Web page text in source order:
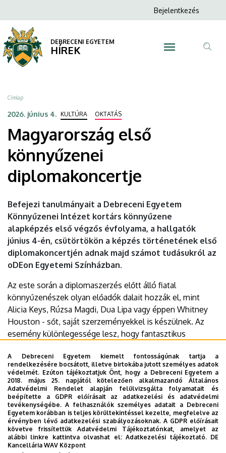
első
könnyűzenei
diplomakoncertje
DEBRECENI
EGYETEM
a
tartalomra
Anonim
menüje
Bejelentkezés
DEBRECENI EGYETEM
HÍREK
Morzsa
Címlap
2026. június 4. KULTÚRA OKTATÁS
Magyarország első
könnyűzenei
diplomakoncertje
Befejezi tanulmányait a Debreceni Egyetem
Könnyűzenei Intézet kortárs könnyűzene
alapképzés első végzős évfolyama, a hallgatók
június 4-én, csütörtökön a képzés történetének első
diplomakoncertjén adnak majd számot tudásukról az
oDEon Egyetemi Színházban.
Az este során a diplomaszerzés előtt álló fiatal
könnyűzenészek olyan előadók dalait hozzák el, mint
Alicia Keys, Rúzsa Magdi, Dua Lipa vagy éppen Whitney
Houston - sőt, saját szerzeményekkel is készülnek. Az
esemény különlegessége lesz, hogy fantasztikus
megismételhetetlen élményben lesz része a
közönségnek. A belépés díjtalan.
Időpont:2026. június 4., csütörtök 18:00
Helyszín:oDEon Színház
További részletek.
Last update: 2026. 05. 27. 11:14
A Debreceni Egyetem kiemelt fontosságúnak tartja a
rendelkezésére bocsátott, illetve birtokába jutott személyes adatok
védelmét. Ezúton tájékoztatjuk Önt, hogy a Debreceni Egyetem a
2018. május 25. napjától kötelezően alkalmazandó Általános
Adatvédelmi Rendelet alapján felülvizsgálta folyamatait és
beépítette a GDPR előírásait az adatkezelési és adatvédelmi
tevékenységébe. A felhasználók személyes adatait a Debreceni
Egyetem korábban is teljes körültekintéssel kezelte, megfelelve az
érvényben lévő adatkezelési szabályozásoknak. A GDPR előírásait
követve frissítettük Adatvédelmi Tájékoztatónkat, amelyet az
alábbi linkre kattintva olvashat el:Adatkezelési tájékoztató. DE
Kancellária WAV Központ